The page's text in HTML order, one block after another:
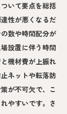
いて要点を総括
性が悪くなるだ
数や時間配分が
設置に伴う時間
機材費が上振れ
ネットや転落防
が不可欠で、こ
やすいです。さ